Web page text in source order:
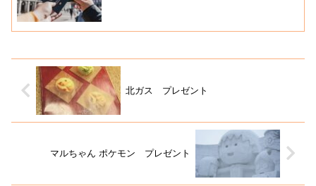
北ガス プレゼント
マルちゃん ポケモン プレゼント